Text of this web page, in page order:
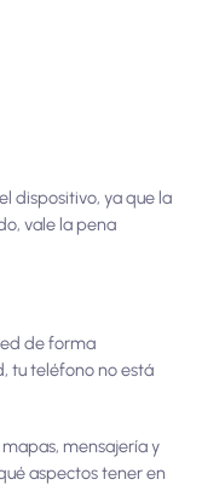
dispositivo, ya que la
vale la pena
de forma
tu teléfono no está
mensajería y
aspectos tener en